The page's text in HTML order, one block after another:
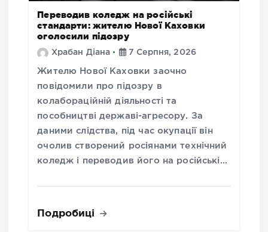
Переводив коледж на російські
стандарти: жителю Нової Каховки
оголосили підозру
Храбан Діана 7 Серпня, 2026
Жителю Нової Каховки заочно
повідомили про підозру в
колабораційній діяльності та
пособництві державі-агресору. За
даними слідства, під час окупації він
очолив створений росіянами технічний
коледж і переводив його на російські…
Подробиці